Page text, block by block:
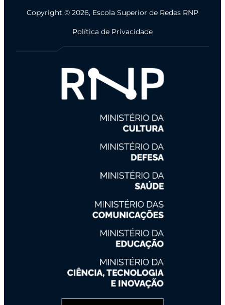
engine
Copyright © 2026, Escola Superior de Redes RNP
Política de Privacidade